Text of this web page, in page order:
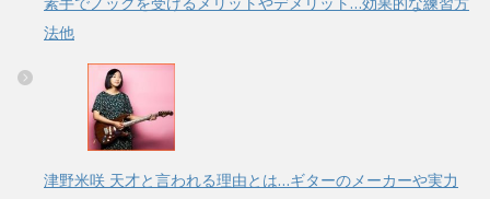
法他
津野米咲 天才と言われる理由とは…ギターのメーカーや実力